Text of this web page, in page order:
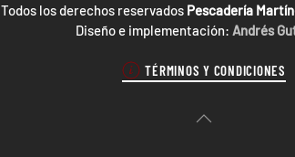
Todos los derechos reservados Pescadería
Diseño e implementación: Andrés
TÉRMINOS Y CONDICIONES